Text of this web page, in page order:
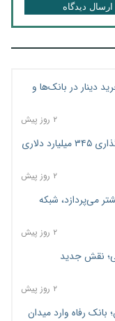
ارسال دیدگاه
دینار در بانک‌ها و
۲ روز پیش
جنگ کریدورها وارد فاز جدید شد؛ سرمایه‌گذاری ۳۴۵ میلیارد دلاری
۲ روز پیش
می‌پردازد، شبکه
۲ روز پیش
نقش جدید
۲ روز پیش
بانک رفاه وارد میدان